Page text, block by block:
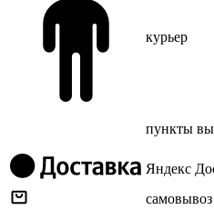
курьер
пункты
Яндекс
самовывоз